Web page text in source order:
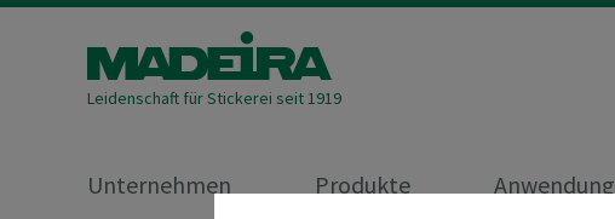
Leidenschaft für Stickerei seit 1919
Unternehmen Produkte